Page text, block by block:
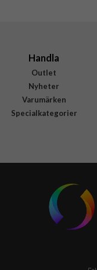
Handla
Outlet
Nyheter
Varumärken
Specialkategorier